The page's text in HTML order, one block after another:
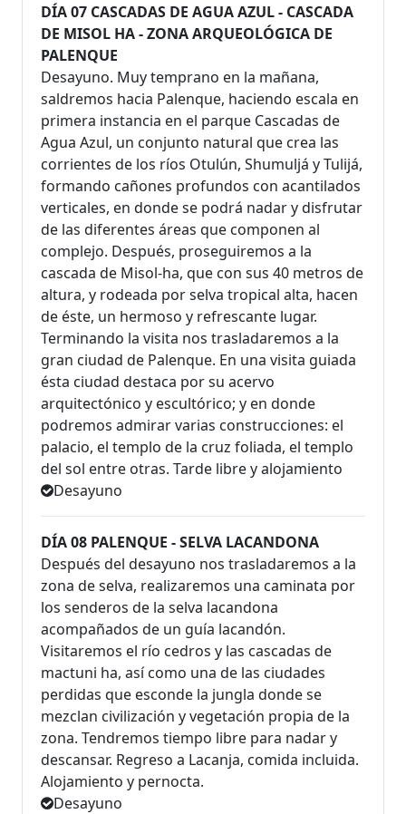
DÍA 07 CASCADAS DE AGUA AZUL - CASCADA
DE MISOL HA - ZONA ARQUEOLÓGICA DE
PALENQUE
Desayuno. Muy temprano en la mañana,
saldremos hacia Palenque, haciendo escala en
primera instancia en el parque Cascadas de
Agua Azul, un conjunto natural que crea las
corrientes de los ríos Otulún, Shumuljá y Tulijá,
formando cañones profundos con acantilados
verticales, en donde se podrá nadar y disfrutar
de las diferentes áreas que componen al
complejo. Después, proseguiremos a la
cascada de Misol-ha, que con sus 40 metros de
altura, y rodeada por selva tropical alta, hacen
de éste, un hermoso y refrescante lugar.
Terminando la visita nos trasladaremos a la
gran ciudad de Palenque. En una visita guiada
ésta ciudad destaca por su acervo
arquitectónico y escultórico; y en donde
podremos admirar varias construcciones: el
palacio, el templo de la cruz foliada, el templo
del sol entre otras. Tarde libre y alojamiento
Desayuno
DÍA 08 PALENQUE - SELVA LACANDONA
Después del desayuno nos trasladaremos a la
zona de selva, realizaremos una caminata por
los senderos de la selva lacandona
acompañados de un guía lacandón.
Visitaremos el río cedros y las cascadas de
mactuni ha, así como una de las ciudades
perdidas que esconde la jungla donde se
mezclan civilización y vegetación propia de la
zona. Tendremos tiempo libre para nadar y
descansar. Regreso a Lacanja, comida incluida.
Alojamiento y pernocta.
Desayuno